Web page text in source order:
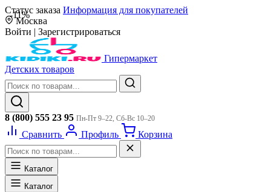
Статус заказа Информация для покупателей
Москва
Войти | Зарегистрироваться
Гипермаркет
Детских товаров
8 (800) 555 23 95 Пн-Пт 9–22, Сб-Вс 10–20
Сравнить Профиль Корзина
Каталог
Каталог
-11%